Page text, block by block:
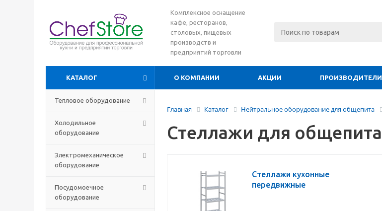
Комплексное оснащение
кафе, ресторанов,
столовых, пищевых
производств и
предприятий торговли
КАТАЛОГ О КОМПАНИИ АКЦИИ ПРОИЗВОДИТЕЛИ
Тепловое оборудование
Холодильное
оборудование
Электромеханическое
оборудование
Посудомоечное
оборудование
Главная Каталог Нейтральное оборудование для общепита
Стеллажи для общепита
Стеллажи кухонные
передвижные